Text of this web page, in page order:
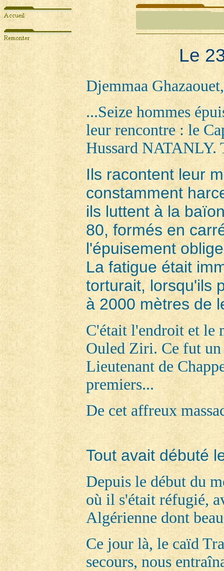
Le
Djemmaa
...Seize hommes
leur rencontre : le
Hussard NATANLY.
Ils racontent leur
constamment
ils luttent à la
80, formés en
l'épuisement
La fatigue était
torturait, lorsqu'ils
à 2000 mètres de
C'était l'endroit et le
Ouled Ziri. Ce fut un
Lieutenant de
premiers...
De cet affreux
Tout avait débuté
Depuis le début du
où il s'était réfugié,
Algérienne dont
Ce jour là, le caïd
secours, nous